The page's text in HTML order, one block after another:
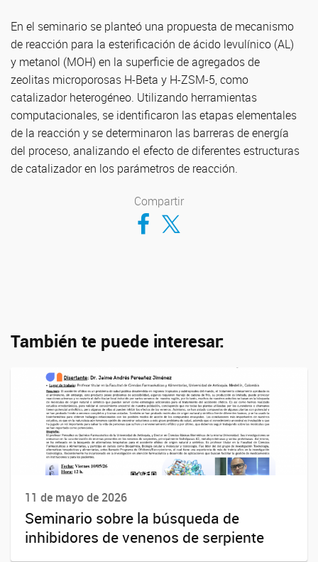
En el seminario se planteó una propuesta de mecanismo
de reacción para la esterificación de ácido levulínico (AL)
y metanol (MOH) en la superficie de agregados de
zeolitas microporosas H-Beta y H-ZSM-5, como
catalizador heterogéneo. Utilizando herramientas
computacionales, se identificaron las etapas elementales
de la reacción y se determinaron las barreras de energía
del proceso, analizando el efecto de diferentes estructuras
de catalizador en los parámetros de reacción.
Compartir
Compartir en Facebook
Compartir en Twitter
También te puede interesar:
11 de mayo de 2026
Seminario sobre la búsqueda de
inhibidores de venenos de serpiente